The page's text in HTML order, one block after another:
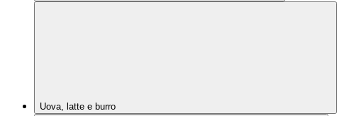
Uova, latte e burro